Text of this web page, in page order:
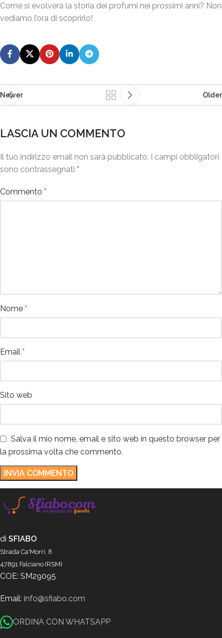
Come si evolverà la storia dei profumi nei prossimi anni? Non
vediamo l’ora di scoprirlo!
Newer Older
LASCIA UN COMMENTO
Il tuo indirizzo email non sarà pubblicato. I campi obbligatori
sono contrassegnati *
Commento *
Nome *
Email *
Sito web
Salva il mio nome, email e sito web in questo browser per
la prossima volta che commento.
di SFIABO
Strada Ca'Morri, 8
47891 Falciano (RSM)
COE: SM29095
Email: info@sfiabo.com
ORDINA CON WHATSAPP